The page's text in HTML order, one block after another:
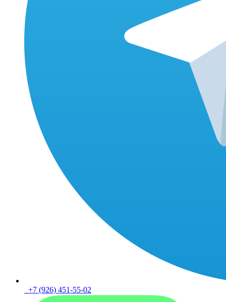
+7 (926) 451-55-02